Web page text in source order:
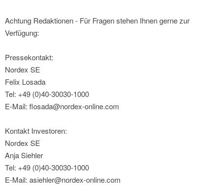
Achtung Redaktionen - Für Fragen stehen Ihnen gerne zur
Verfügung:
Pressekontakt:
Nordex SE
Felix Losada
Tel: +49 (0)40-30030-1000
E-Mail: flosada@nordex-online.com
Kontakt Investoren:
Nordex SE
Anja Siehler
Tel: +49 (0)40-30030-1000
E-Mail: asiehler@nordex-online.com